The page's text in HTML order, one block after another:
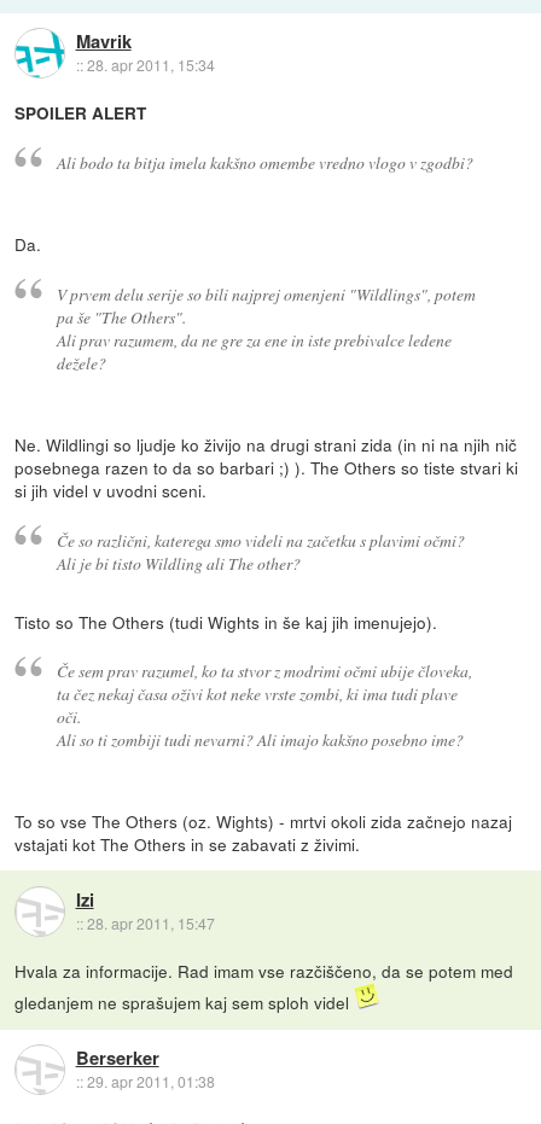
Mavrik
::28. apr 2011, 15:34
SPOILER ALERT
Ali bodo ta bitja imela kakšno omembe vredno vlogo v zgodbi?
Da.
V prvem delu serije so bili najprej omenjeni "Wildlings", potem
pa še "The Others".
Ali prav razumem, da ne gre za ene in iste prebivalce ledene
dežele?
Ne. Wildlingi so ljudje ko živijo na drugi strani zida (in ni na njih nič
posebnega razen to da so barbari ;) ). The Others so tiste stvari ki
si jih videl v uvodni sceni.
Če so različni, katerega smo videli na začetku s plavimi očmi?
Ali je bi tisto Wildling ali The other?
Tisto so The Others (tudi Wights in še kaj jih imenujejo).
Če sem prav razumel, ko ta stvor z modrimi očmi ubije človeka,
ta čez nekaj časa oživi kot neke vrste zombi, ki ima tudi plave
oči.
Ali so ti zombiji tudi nevarni? Ali imajo kakšno posebno ime?
To so vse The Others (oz. Wights) - mrtvi okoli zida začnejo nazaj
vstajati kot The Others in se zabavati z živimi.
Izi
::28. apr 2011, 15:47
Hvala za informacije. Rad imam vse razčiščeno, da se potem med
gledanjem ne sprašujem kaj sem sploh videl
Berserker
::29. apr 2011, 01:38